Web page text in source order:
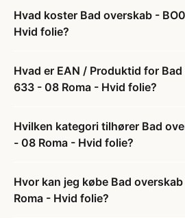
Hvad koster Bad overskab -
Hvid folie?
Hvad er EAN / Produktid for
633 - 08 Roma - Hvid folie?
Hvilken kategori tilhører Bad
- 08 Roma - Hvid folie?
Hvor kan jeg købe Bad
Roma - Hvid folie?